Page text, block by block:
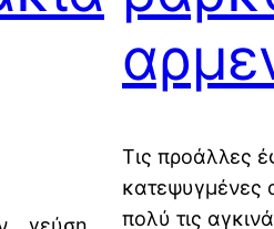
Τις προάλλες
κατεψυγμένες
πολύ τις